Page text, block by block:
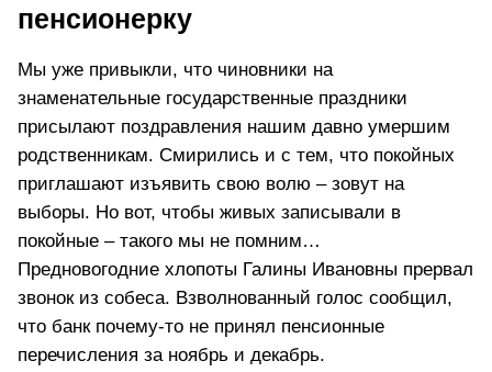
пенсионерку
Мы уже привыкли, что чиновники на
знаменательные государственные праздники
присылают поздравления нашим давно умершим
родственникам. Смирились и с тем, что покойных
приглашают изъявить свою волю – зовут на
выборы. Но вот, чтобы живых записывали в
покойные – такого мы не помним…
Предновогодние хлопоты Галины Ивановны прервал
звонок из собеса. Взволнованный голос сообщил,
что банк почему-то не принял пенсионные
перечисления за ноябрь и декабрь.